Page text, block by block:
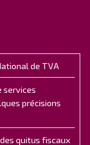
de TVA
services
précisions
quitus fiscaux